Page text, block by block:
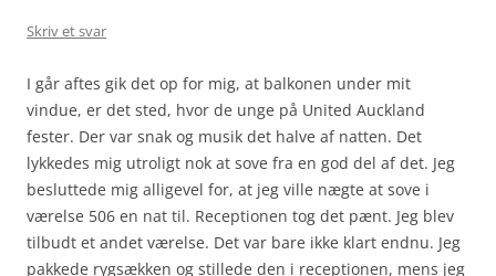
Skriv et svar
I går aftes gik det op for mig, at balkonen under mit
vindue, er det sted, hvor de unge på United Auckland
fester. Der var snak og musik det halve af natten. Det
lykkedes mig utroligt nok at sove fra en god del af det. Jeg
besluttede mig alligevel for, at jeg ville nægte at sove i
værelse 506 en nat til. Receptionen tog det pænt. Jeg blev
tilbudt et andet værelse. Det var bare ikke klart endnu. Jeg
pakkede rygsækken og stillede den i receptionen, mens jeg